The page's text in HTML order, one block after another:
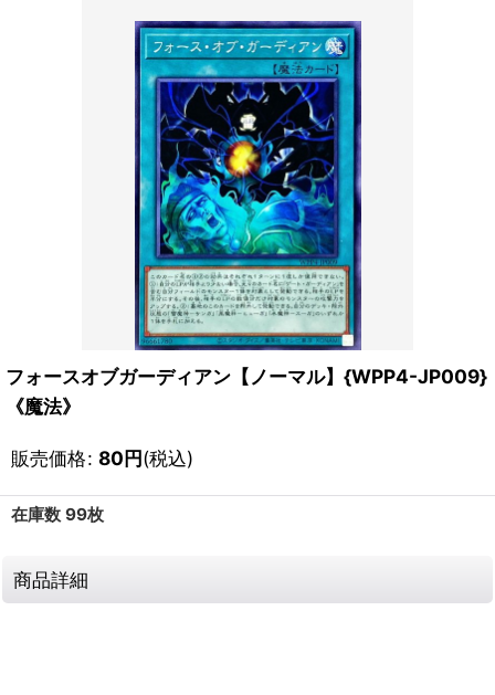
フォースオブガーディアン【ノーマル】{WPP4-JP009}
《魔法》
販売価格: 80円(税込)
在庫数 99枚
商品詳細